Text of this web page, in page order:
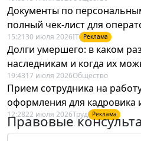
Документы по
полный чек-лист для
15:21 30 июля 2026IT Реклама
Долги умершего: в каком
наследникам и когда их
19:4317 июля 2026Общество
Прием сотрудника на
оформления для кадровика
12:2822 июля 2026Труд Реклама
Правовые